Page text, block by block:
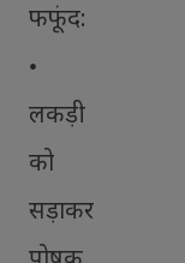
फफूंद:
•
लकड़ी
को
सड़ाकर